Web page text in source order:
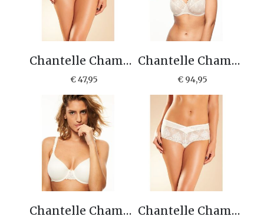
Chantelle Champs Elysées String C26090
€ 47,95
Chantelle Champs Elysées voorgevormde bh C26060
Chantelle Champs Elysées beugel bh C26010
€ 94,95
Chantelle Champs Elysées Shorty C26040